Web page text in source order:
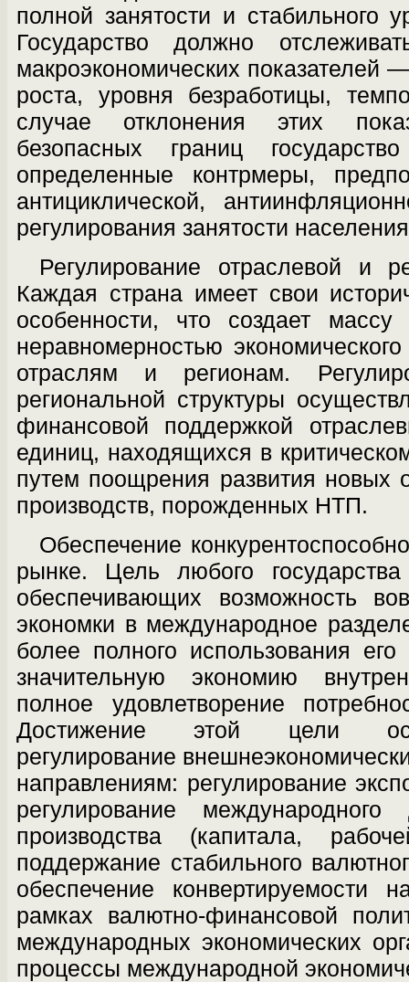
полной за­нятости и стабильного
Государство должно
макроэкономических показателей
роста, уровня безработи­цы,
случае отклонения этих
безопасных границ
определенные контрмеры,
антициклической,
ре­гулирования занятости
Регулирование отраслевой и
Каж­дая страна имеет свои
особенно­сти, что создает
неравномерностью
отраслям и регионам.
региональной структуры
финансовой поддержкой
единиц, находящихся в
путем поощрения развития новых
производств, порожденных НТП.
Обеспечение
рынке. Цель любого
обеспечи­вающих возможность
экономки в ме­ждународное
более полного ис­пользования
значительную экономию
полное удовлетворение
Достижение этой цели
регулирование
направлениям: регулирование
регулирование
производст­ва (капитала,
поддержание стабиль­ного
обеспечение конвертируе­мости
рамках валютно-финансовой
международных экономических
процессы международной